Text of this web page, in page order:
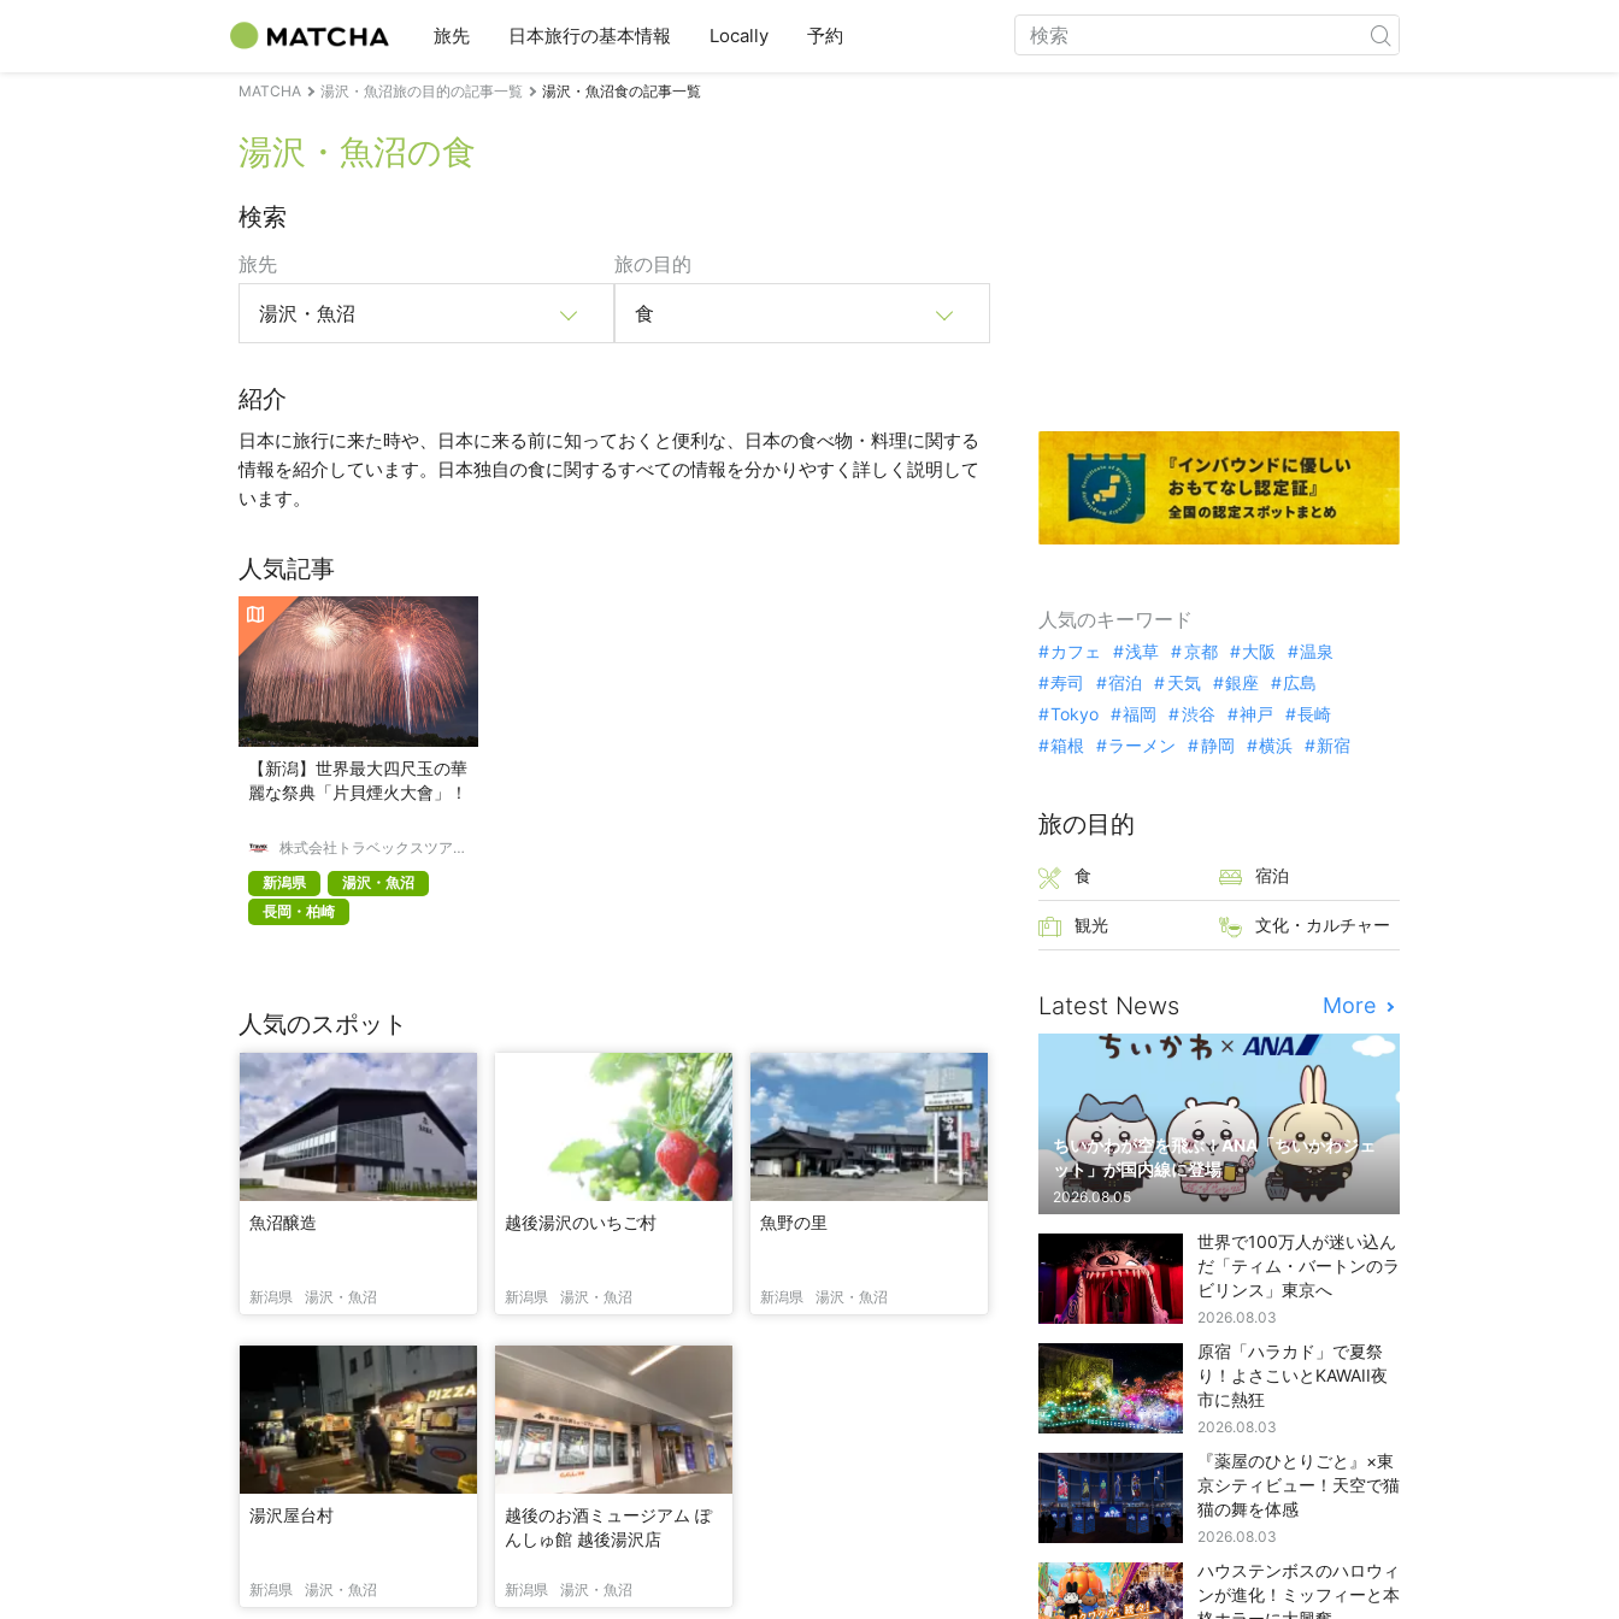
旅先 日本旅行の基本情報 Locally 予約
MATCHA 湯沢・魚沼旅の目的の記事一覧 湯沢・魚沼食の記事一覧
湯沢・魚沼の食
検索
旅先
湯沢・魚沼
旅の目的
食
紹介
日本に旅行に来た時や、日本に来る前に知っておくと便利な、日本の食べ物・料理に関する
情報を紹介しています。日本独自の食に関するすべての情報を分かりやすく詳しく説明して
います。
人気記事
【新潟】世界最大四尺玉の華
麗な祭典「片貝煙火大會」！
株式会社トラベックスツアー
ズ
新潟県
湯沢・魚沼
長岡・柏崎
人気のスポット
魚沼醸造
新潟県 湯沢・魚沼
越後湯沢のいちご村
新潟県 湯沢・魚沼
魚野の里
新潟県 湯沢・魚沼
湯沢屋台村
新潟県 湯沢・魚沼
越後のお酒ミュージアム ぽ
んしゅ館 越後湯沢店
新潟県 湯沢・魚沼
人気のキーワード
カフェ 浅草 京都 大阪
温泉
寿司
宿泊 天気 銀座
広島
Tokyo
福岡 渋谷 神戸
長崎
箱根
ラーメン 静岡 横浜 新宿
旅の目的
食 宿泊
観光 文化・カルチャー
Latest News More
ちいかわが空を飛ぶ！ANA「ちいかわジェ
ット」が国内線に登場
2026.08.05
世界で100万人が迷い込ん
だ「ティム・バートンのラ
ビリンス」東京へ
2026.08.03
原宿「ハラカド」で夏祭
り！よさこいとKAWAII夜
市に熱狂
2026.08.03
『薬屋のひとりごと』×東
京シティビュー！天空で猫
猫の舞を体感
2026.08.03
ハウステンボスのハロウィ
ンが進化！ミッフィーと本